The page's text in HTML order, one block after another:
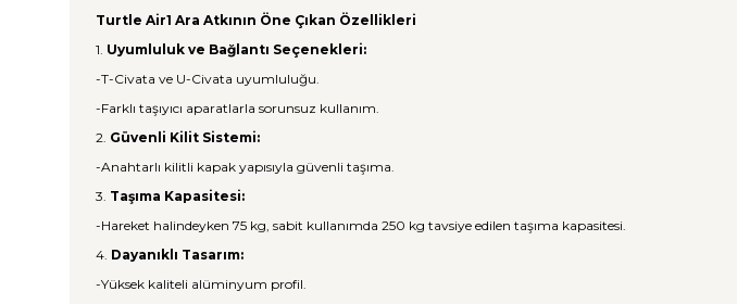
Turtle Air1 Ara Atkının Öne Çıkan Özellikleri
1. Uyumluluk ve Bağlantı Seçenekleri:
-T-Civata ve U-Civata uyumluluğu.
-Farklı taşıyıcı aparatlarla sorunsuz kullanım.
2. Güvenli Kilit Sistemi:
-Anahtarlı kilitli kapak yapısıyla güvenli taşıma.
3. Taşıma Kapasitesi:
-Hareket halindeyken 75 kg, sabit kullanımda 250 kg tavsiye edilen taşıma kapasitesi.
4. Dayanıklı Tasarım:
-Yüksek kaliteli alüminyum profil.